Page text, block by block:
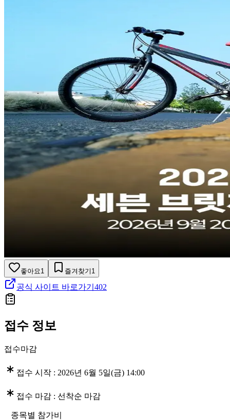
좋아요 1 즐겨찾기 1
공식 사이트 바로가기 402
접수 정보
접수마감
접수 시작 : 2026년 6월 5일(금) 14:00
접수 마감 : 선착순 마감
종목별 참가비